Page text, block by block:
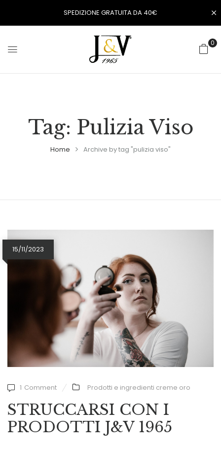
SPEDIZIONE GRATUITA DA 40€
0
Tag: Pulizia Viso
Home Archive by tag "pulizia viso"
15/11/2023
1 Comment Prodotti e ingredienti creme oro
STRUCCARSI CON I
PRODOTTI J&V 1965